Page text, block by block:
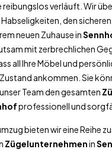
reibungslos verläuft. Wir
den
neuen Zuhause in
mit zerbrechlichen
all Ihre Möbel und
ankommen. Sie
Team den gesamten
professionell und
bieten wir eine Reihe
Zügelunternehmenin